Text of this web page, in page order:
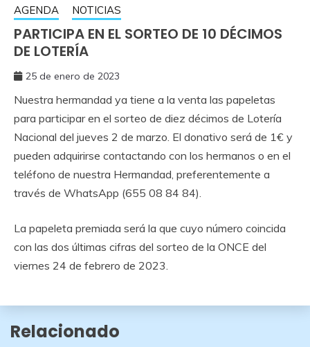
AGENDA NOTICIAS
PARTICIPA EN EL SORTEO DE 10 DÉCIMOS
DE LOTERÍA
25 de enero de 2023
Nuestra hermandad ya tiene a la venta las papeletas
para participar en el sorteo de diez décimos de Lotería
Nacional del jueves 2 de marzo. El donativo será de 1€ y
pueden adquirirse contactando con los hermanos o en el
teléfono de nuestra Hermandad, preferentemente a
través de WhatsApp (655 08 84 84).
La papeleta premiada será la que cuyo número coincida
con las dos últimas cifras del sorteo de la ONCE del
viernes 24 de febrero de 2023.
Relacionado